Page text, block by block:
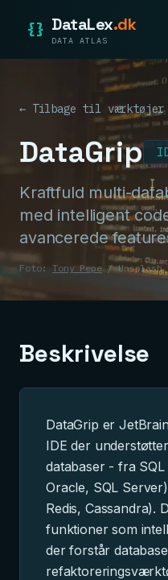
{} DataLex.dk
DATA ATLAS
← Tilbage til værktøjer
DataGrip
Kraftfuld multi-
med intelligent
avancerede
Foto:Tony Pepe/ Unsplash
Beskrivelse
DataGrip er
IDE der
databaser - fra
Oracle, SQL
Redis, Cassandra).
funktioner som
der forstår